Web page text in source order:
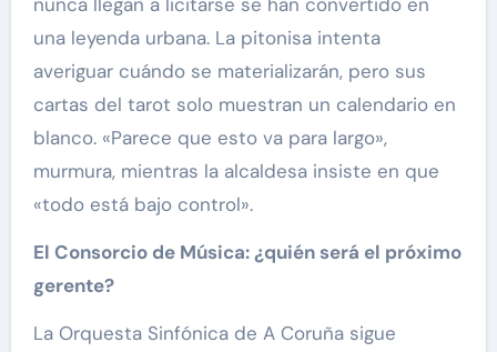
una leyenda urbana. La pitonisa intenta
averiguar cuándo se materializarán, pero sus
cartas del tarot solo muestran un calendario en
blanco. «Parece que esto va para largo»,
murmura, mientras la alcaldesa insiste en que
«todo está bajo control».
El Consorcio de Música: ¿quién será el próximo
gerente?
La Orquesta Sinfónica de A Coruña sigue